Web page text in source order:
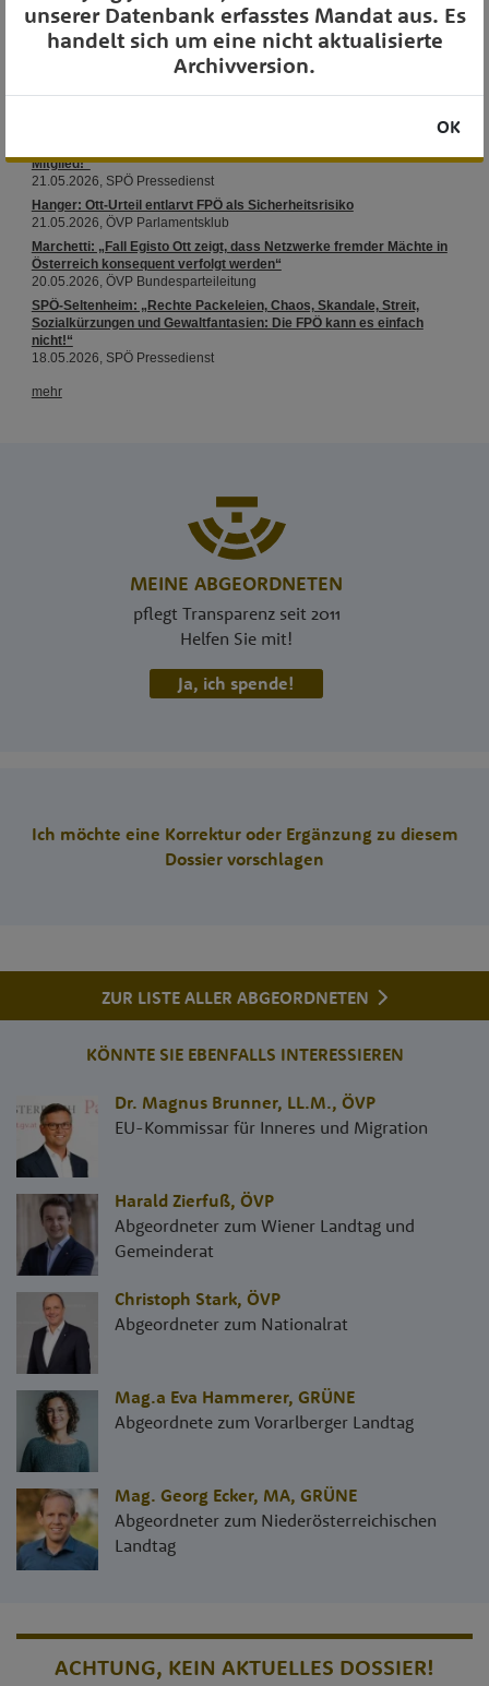
MEINE ABGEORDNETEN
pflegt Transparenz seit 2011
Helfen Sie mit!
Ja, ich spende!
Ich möchte eine Korrektur oder Ergänzung zu diesem
Dossier vorschlagen
ZUR LISTE ALLER ABGEORDNETEN
KÖNNTE SIE EBENFALLS INTERESSIEREN
Dr. Magnus Brunner, LL.M., ÖVP
EU-Kommissar für Inneres und Migration
Harald Zierfuß, ÖVP
Abgeordneter zum Wiener Landtag und
Gemeinderat
Christoph Stark, ÖVP
Abgeordneter zum Nationalrat
Mag.a Eva Hammerer, GRÜNE
Abgeordnete zum Vorarlberger Landtag
Mag. Georg Ecker, MA, GRÜNE
Abgeordneter zum Niederösterreichischen
Landtag
ACHTUNG, KEIN AKTUELLES DOSSIER!
unserer Datenbank erfasstes Mandat aus. Es
handelt sich um eine nicht aktualisierte
Archivversion.
OK